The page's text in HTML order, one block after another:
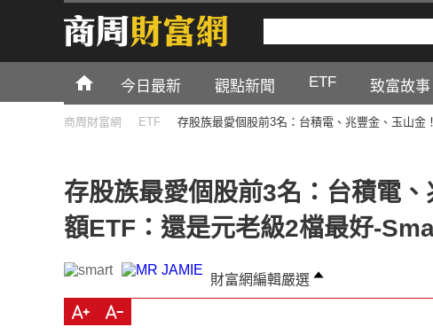
今日最新 觀點新聞 ETF 致富故事
商周財富網 ETF 存股族最愛個股前3名：台積電、兆豐金、玉山
存股族最愛個股前3名：台積電
額ETF：還是元老級2檔最好-
財富網編輯嚴選